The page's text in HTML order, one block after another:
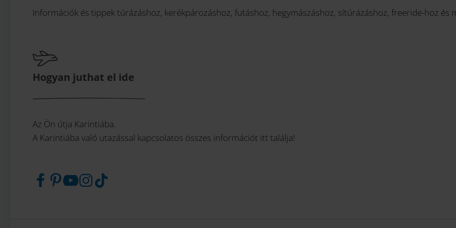
Információk és tippek túrázáshoz, kerékpározáshoz, futáshoz, hegymászáshoz, sítúrázáshoz, freeride-hoz és
Hogyan juthat el ide
Az Ön útja Karintiába.
A Karintiába való utazással kapcsolatos összes információt itt találja!